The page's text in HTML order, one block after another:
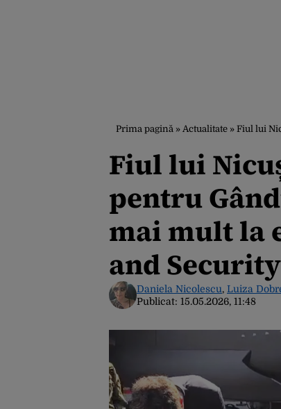
Prima pagină » Actualitate » Fiul lui
Fiul lui
pentru
mai mult la
and
Daniela Nicolescu, Luiza
Publicat: 15.05.2026, 11:48